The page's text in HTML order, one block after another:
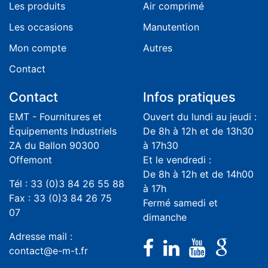
Les produits
Les occasions
Mon compte
Contact
Air comprimé
Manutention
Autres
Contact
EMT - Fournitures et
Équipements Industriels
ZA du Ballon 90300
Offemont
Tél : 33 (0)3 84 26 55 88
Fax : 33 (0)3 84 26 75
07
Adresse mail :
contact@e-m-t.fr
Infos pratiques
Ouvert du lundi au jeudi :
De 8h à 12h et de 13h30
à 17h30
Et le vendredi :
De 8h à 12h et de 14h00
à 17h
Fermé samedi et
dimanche